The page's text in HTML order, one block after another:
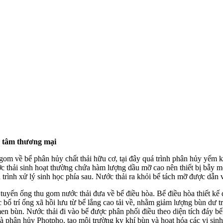
thương mại
về bể phân hủy chất thải hữu cơ, tại đây quá trình phân hủy yếm
thải sinh hoạt thường chứa hàm lượng dầu mỡ cao nên thiết bị bẫy
xử lý sinh học phía sau. Nước thải ra khỏi bể tách mỡ được dẫn
ống thu gom nước thải đưa về bể điều hòa. Bể điều hòa thiết
trí ống xã hồi lưu từ bể lắng cao tải về, nhằm giảm lượng bùn dư
bùn. Nước thải đi vào bể được phân phối điều theo diện tích đáy
hủy Photpho, tạo môi trường kỵ khí bùn và hoạt hóa các vi